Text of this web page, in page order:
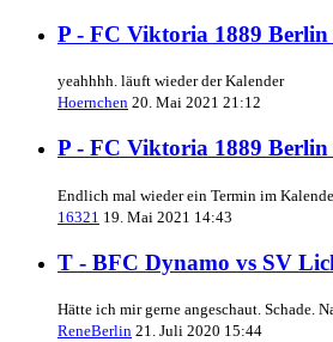
P - FC Viktoria 1889
yeahhhh. läuft wieder der Kalender
Hoernchen 20. Mai 2021 21:12
P - FC Viktoria 1889
Endlich mal wieder ein Termin im
16321 19. Mai 2021 14:43
T - BFC Dynamo vs SV
Hätte ich mir gerne angeschaut. Schade.
ReneBerlin 21. Juli 2020 15:44